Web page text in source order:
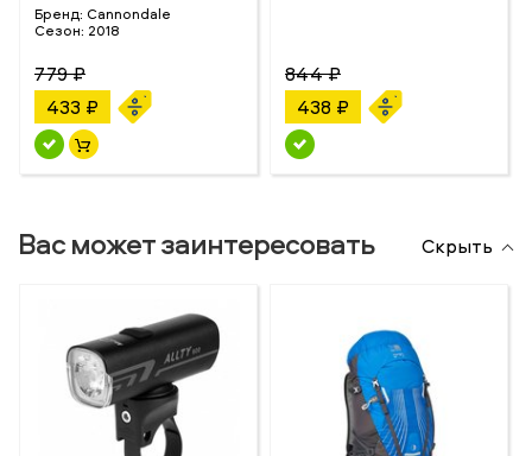
Бренд: Cannondale
Сезон: 2018
779 ₽
433 ₽
844 ₽
438 ₽
Вас может заинтересовать Скрыть